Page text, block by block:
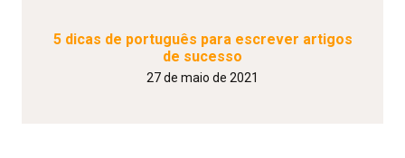
5 dicas de português para escrever artigos
de sucesso
27 de maio de 2021